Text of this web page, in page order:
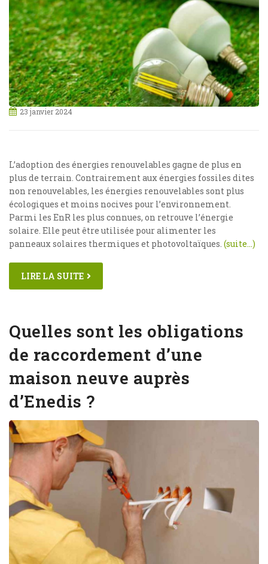
23 janvier 2024
L’adoption des énergies renouvelables gagne de plus en
plus de terrain. Contrairement aux énergies fossiles dites
non renouvelables, les énergies renouvelables sont plus
écologiques et moins nocives pour l’environnement.
Parmi les EnR les plus connues, on retrouve l’énergie
solaire. Elle peut être utilisée pour alimenter les
panneaux solaires thermiques et photovoltaïques. (suite…)
LIRE LA SUITE
Quelles sont les obligations
de raccordement d’une
maison neuve auprès
d’Enedis ?